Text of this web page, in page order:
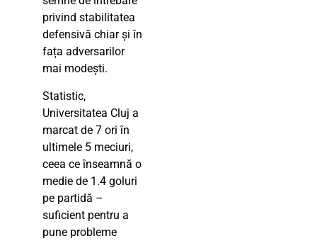
privind stabilitatea
defensivă chiar și în
fața adversarilor
mai modești.
Statistic,
Universitatea Cluj a
marcat de 7 ori în
ultimele 5 meciuri,
ceea ce înseamnă o
medie de 1.4 goluri
pe partidă –
suficient pentru a
pune probleme